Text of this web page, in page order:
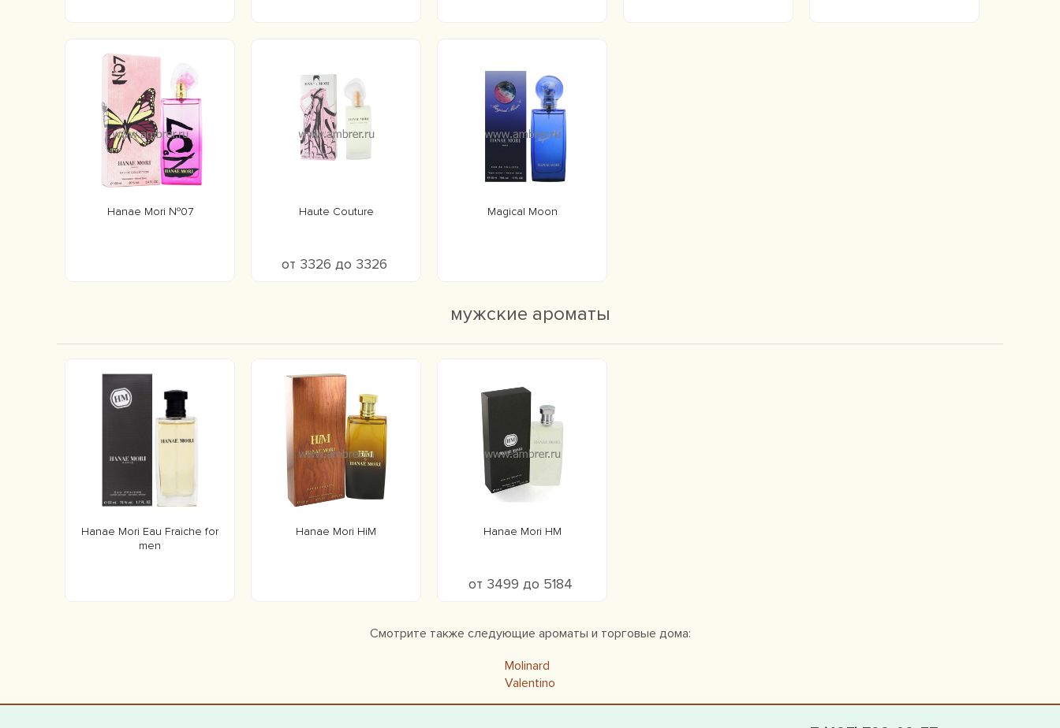
Hanae Mori №07 Haute Couture
от 3326 до 3326
Magical Moon
мужские ароматы
Hanae Mori Eau Fraiche for
men
Hanae Mori HiM Hanae Mori HM
от 3499 до 5184
Смотрите также следующие ароматы и торговые дома:
Molinard
Valentino